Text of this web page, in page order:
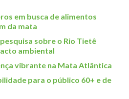
em busca de alimentos
da mata
sobre o Rio Tietê
ambiental
vibrante na Mata Atlântica
para o público 60+ e de